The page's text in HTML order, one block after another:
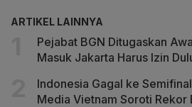
ARTIKEL LAINNYA
Pejabat BGN Ditugaskan
Masuk Jakarta Harus Izin
Indonesia Gagal ke
Media Vietnam Soroti Rekor